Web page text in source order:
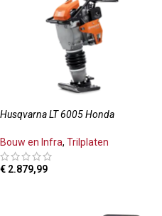
Husqvarna LT 6005 Honda
Bouw en Infra, Trilplaten
€ 2.879,99